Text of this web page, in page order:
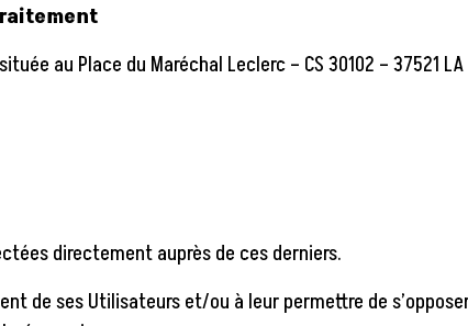
au Place du Maréchal Leclerc – CS 30102 – 37521 LA
directement auprès de ces derniers.
de ses Utilisateurs et/ou à leur permettre de